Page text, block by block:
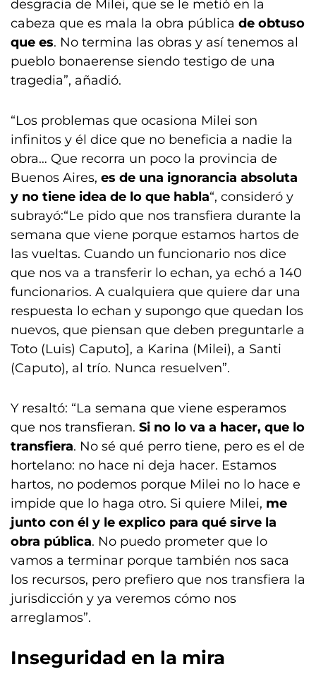
desgracia de Milei, que se le metió en la
cabeza que es mala la obra pública de obtuso
que es. No termina las obras y así tenemos al
pueblo bonaerense siendo testigo de una
tragedia”, añadió.
“Los problemas que ocasiona Milei son
infinitos y él dice que no beneficia a nadie la
obra… Que recorra un poco la provincia de
Buenos Aires, es de una ignorancia absoluta
y no tiene idea de lo que habla“, consideró y
subrayó:“Le pido que nos transfiera durante la
semana que viene porque estamos hartos de
las vueltas. Cuando un funcionario nos dice
que nos va a transferir lo echan, ya echó a 140
funcionarios. A cualquiera que quiere dar una
respuesta lo echan y supongo que quedan los
nuevos, que piensan que deben preguntarle a
Toto (Luis) Caputo], a Karina (Milei), a Santi
(Caputo), al trío. Nunca resuelven”.
Y resaltó: “La semana que viene esperamos
que nos transfieran. Si no lo va a hacer, que lo
transfiera. No sé qué perro tiene, pero es el de
hortelano: no hace ni deja hacer. Estamos
hartos, no podemos porque Milei no lo hace e
impide que lo haga otro. Si quiere Milei, me
junto con él y le explico para qué sirve la
obra pública. No puedo prometer que lo
vamos a terminar porque también nos saca
los recursos, pero prefiero que nos transfiera la
jurisdicción y ya veremos cómo nos
arreglamos”.
Inseguridad en la mira